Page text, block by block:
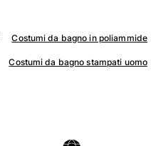
Costumi da bagno in poliammide
Costumi da bagno stampati uomo